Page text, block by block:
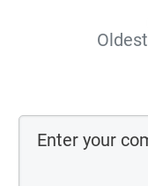
Oldest